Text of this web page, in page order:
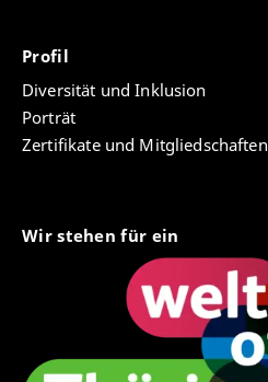
Profil
Diversität und Inklusion
Porträt
Zertifikate und Mitgliedschaften
Wir stehen für ein